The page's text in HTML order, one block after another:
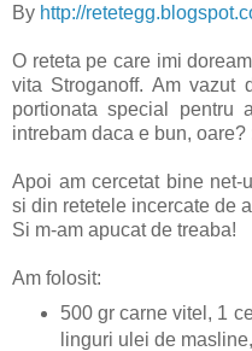
By http://
O reteta pe care imi
vita Stroganoff. Am vazut
portionata special pentru
intrebam daca e bun, oare?
Apoi am cercetat bine
si din retetele incercate de
Si m-am apucat de treaba!
Am folosit:
500 gr carne vitel, 1
linguri ulei de